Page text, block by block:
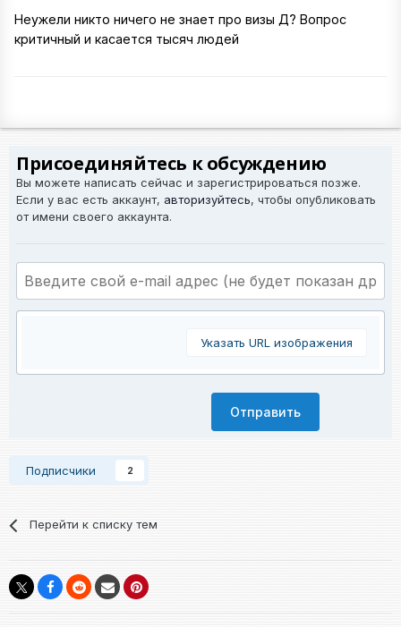
Неужели никто ничего не знает про визы Д? Вопрос
критичный и касается тысяч людей
Присоединяйтесь к обсуждению
Вы можете написать сейчас и зарегистрироваться позже.
Если у вас есть аккаунт, авторизуйтесь, чтобы опубликовать
от имени своего аккаунта.
Указать URL изображения
Отправить
Подписчики 2
Перейти к списку тем